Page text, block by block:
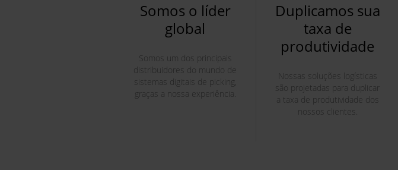
Somos o líder
global
Somos um dos principais
distribuidores do mundo de
sistemas digitais de picking,
graças a nossa experiência.
Duplicamos sua
taxa de
produtividade
Nossas soluções logísticas
são projetadas para duplicar
a taxa de produtividade dos
nossos clientes.